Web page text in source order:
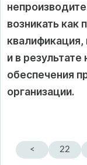
возникать как
квалификация,
и в
обеспечения
организации.
< 22